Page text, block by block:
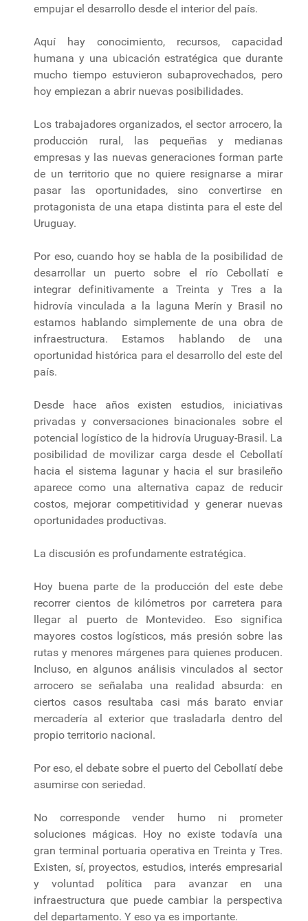
empujar el desarrollo desde el interior del país.
Aquí hay conocimiento, recursos, capacidad
humana y una ubicación estratégica que durante
mucho tiempo estuvieron subaprovechados, pero
hoy empiezan a abrir nuevas posibilidades.
Los trabajadores organizados, el sector arrocero, la
producción rural, las pequeñas y medianas
empresas y las nuevas generaciones forman parte
de un territorio que no quiere resignarse a mirar
pasar las oportunidades, sino convertirse en
protagonista de una etapa distinta para el este del
Uruguay.
Por eso, cuando hoy se habla de la posibilidad de
desarrollar un puerto sobre el río Cebollatí e
integrar definitivamente a Treinta y Tres a la
hidrovía vinculada a la laguna Merín y Brasil no
estamos hablando simplemente de una obra de
infraestructura. Estamos hablando de una
oportunidad histórica para el desarrollo del este del
país.
Desde hace años existen estudios, iniciativas
privadas y conversaciones binacionales sobre el
potencial logístico de la hidrovía Uruguay-Brasil. La
posibilidad de movilizar carga desde el Cebollatí
hacia el sistema lagunar y hacia el sur brasileño
aparece como una alternativa capaz de reducir
costos, mejorar competitividad y generar nuevas
oportunidades productivas.
La discusión es profundamente estratégica.
Hoy buena parte de la producción del este debe
recorrer cientos de kilómetros por carretera para
llegar al puerto de Montevideo. Eso significa
mayores costos logísticos, más presión sobre las
rutas y menores márgenes para quienes producen.
Incluso, en algunos análisis vinculados al sector
arrocero se señalaba una realidad absurda: en
ciertos casos resultaba casi más barato enviar
mercadería al exterior que trasladarla dentro del
propio territorio nacional.
Por eso, el debate sobre el puerto del Cebollatí debe
asumirse con seriedad.
No corresponde vender humo ni prometer
soluciones mágicas. Hoy no existe todavía una
gran terminal portuaria operativa en Treinta y Tres.
Existen, sí, proyectos, estudios, interés empresarial
y voluntad política para avanzar en una
infraestructura que puede cambiar la perspectiva
del departamento. Y eso ya es importante.